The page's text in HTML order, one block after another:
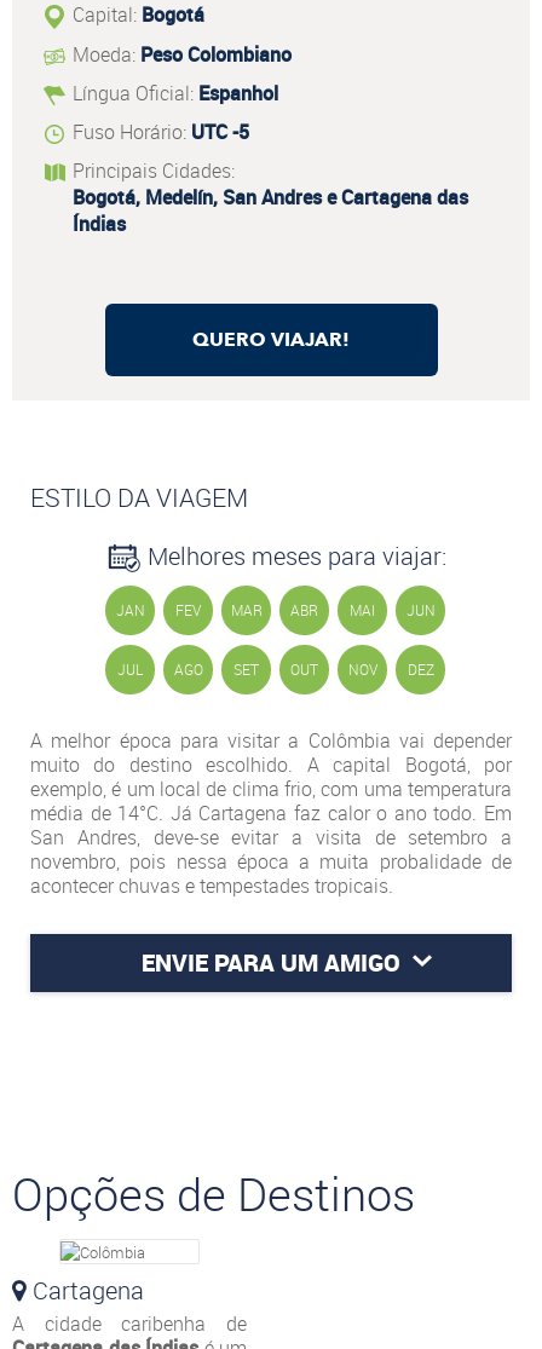
Capital: Bogotá
Moeda: Peso Colombiano
Língua Oficial: Espanhol
Fuso Horário: UTC -5
Principais Cidades:
Bogotá, Medelín, San Andres e Cartagena das
Índias
QUERO VIAJAR!
ESTILO DA VIAGEM
Melhores meses para viajar:
JAN FEV MAR ABR MAI JUN
JUL AGO SET OUT NOV DEZ
A melhor época para visitar a Colômbia vai depender
muito do destino escolhido. A capital Bogotá, por
exemplo, é um local de clima frio, com uma temperatura
média de 14°C. Já Cartagena faz calor o ano todo. Em
San Andres, deve-se evitar a visita de setembro a
novembro, pois nessa época a muita probalidade de
acontecer chuvas e tempestades tropicais.
ENVIE PARA UM AMIGO
Opções de Destinos
Cartagena
A cidade caribenha de